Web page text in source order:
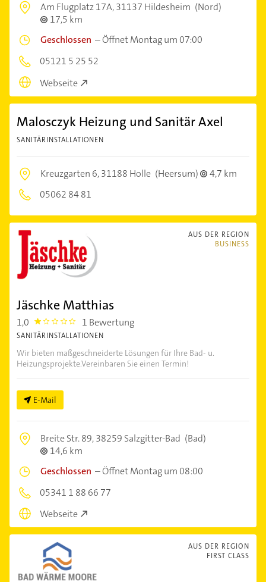
Am Flugplatz 17A,31137 Hildesheim (Nord)
17,5 km
Geschlossen –Öffnet Montag um 07:00
05121 5 25 52
Webseite
Malosczyk Heizung und Sanitär Axel
SANITÄRINSTALLATIONEN
Kreuzgarten 6,31188 Holle (Heersum)
4,7 km
05062 84 81
AUS DER REGION
BUSINESS
Jäschke Matthias
1,0 1.0 1 Bewertung
SANITÄRINSTALLATIONEN
Wir bieten maßgeschneiderte Lösungen für Ihre Bad- u.
Heizungsprojekte.Vereinbaren Sie einen Termin!
E-Mail
Breite Str. 89,38259 Salzgitter-Bad (Bad)
14,6 km
Geschlossen –Öffnet Montag um 08:00
05341 1 88 66 77
Webseite
AUS DER REGION
FIRST CLASS